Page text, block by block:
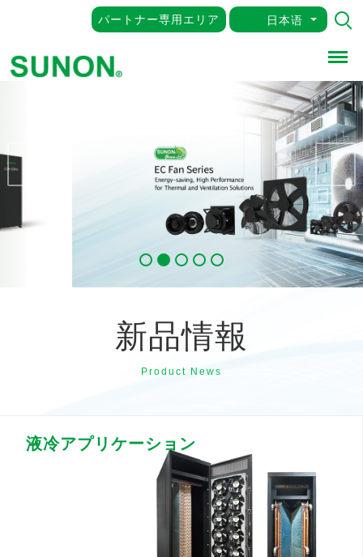
パートナー専用エリア 日本语
Menu
新品情報
Product News
液冷アプリケーション